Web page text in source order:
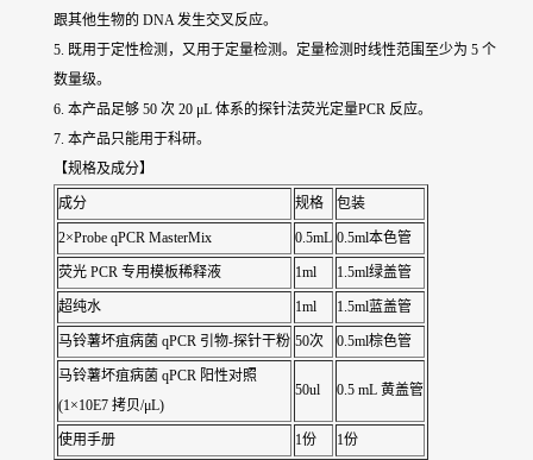
跟其他生物的 DNA 发生交叉反应。
5. 既用于定性检测，又用于定量检测。定量检测时线性范围至少为 5 个
数量级。
6. 本产品足够 50 次 20 μL 体系的探针法荧光定量PCR 反应。
7. 本产品只能用于科研。
【规格及成分】
成分 规格 包装
2×Probe qPCR MasterMix 0.5mL 0.5ml本色管
荧光 PCR 专用模板稀释液 1ml 1.5ml绿盖管
超纯水 1ml 1.5ml蓝盖管
马铃薯坏疽病菌 qPCR 引物-探针干粉 50次 0.5ml棕色管
马铃薯坏疽病菌 qPCR 阳性对照
(1×10E7 拷贝/μL)
50ul 0.5 mL 黄盖管
使用手册 1份 1份